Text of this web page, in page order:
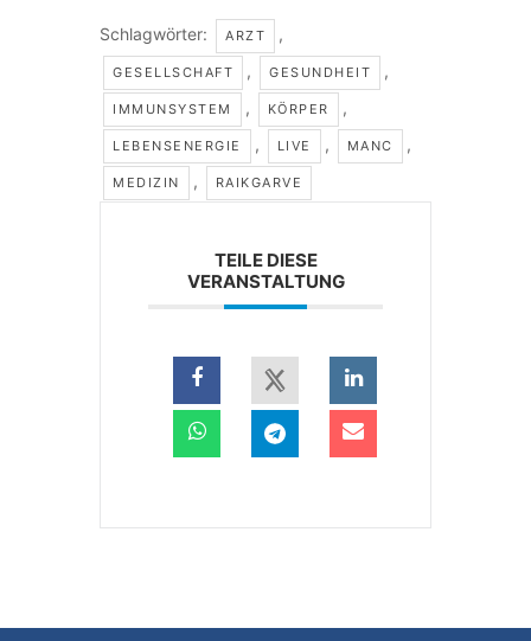
Schlagwörter: ARZT ,
GESELLSCHAFT , GESUNDHEIT ,
IMMUNSYSTEM , KÖRPER ,
LEBENSENERGIE , LIVE , MANC ,
MEDIZIN , RAIKGARVE
TEILE DIESE
VERANSTALTUNG